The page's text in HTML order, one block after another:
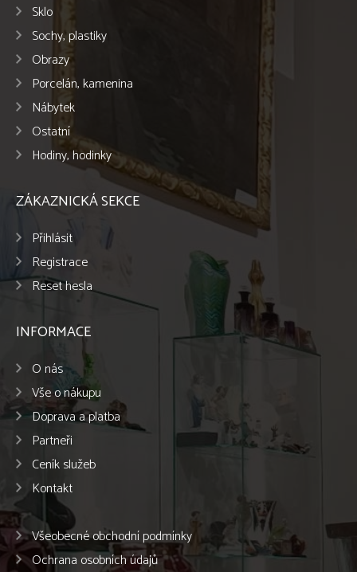
Sklo
Sochy, plastiky
Obrazy
Porcelán, kamenina
Nábytek
Ostatní
Hodiny, hodinky
ZÁKAZNICKÁ SEKCE
Přihlásit
Registrace
Reset hesla
INFORMACE
O nás
Vše o nákupu
Doprava a platba
Partneři
Ceník služeb
Kontakt
Všeobecné obchodní podmínky
Ochrana osobních údajů